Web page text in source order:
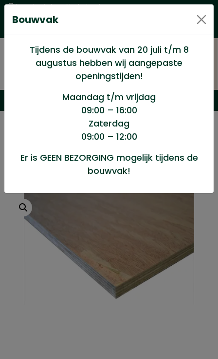
Levering in heel Nederland
Goede kwaliteitsproducten met een eerlijke prijs
Plaat materialen
Multiplexplaat 18mm
Bouwvak
Tijdens de bouwvak van 20 juli t/m 8
augustus hebben wij aangepaste
openingstijden!
Maandag t/m vrijdag
09:00 – 16:00
Zaterdag
09:00 – 12:00
Er is GEEN BEZORGING mogelijk tijdens de
bouwvak!